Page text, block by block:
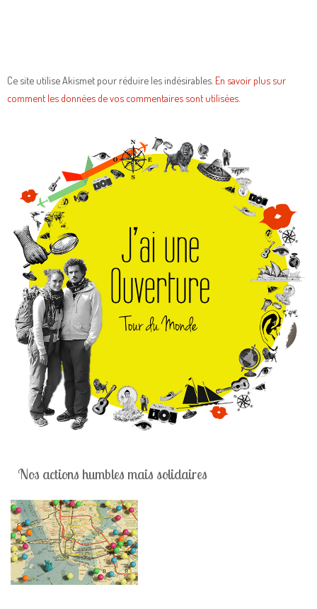
Ce site utilise Akismet pour réduire les indésirables. En savoir plus sur
comment les données de vos commentaires sont utilisées
Nos actions humbles mais solidaires